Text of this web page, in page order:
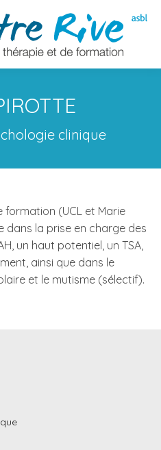
clinique
formation (UCL et Marie
dans la prise en charge des
un haut potentiel, un TSA,
ainsi que dans le
et le mutisme (sélectif).